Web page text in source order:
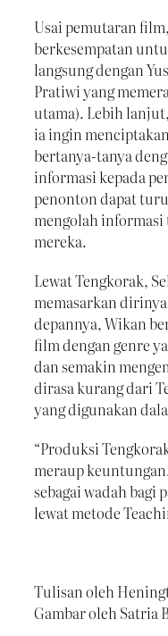
Usai pemutaran
berkesempatan
langsung dengan
Pratiwi yang
utama). Lebih
ia ingin
bertanya-tanya
informasi kepada
penonton dapat
mengolah
mereka.
Lewat Tengkorak,
memasarkan
depannya, Wikan
film dengan genre
dan semakin
dirasa kurang dari
yang digunakan
“Produksi
meraup
sebagai wadah bagi
lewat metode
Tulisan oleh
Gambar oleh Satria